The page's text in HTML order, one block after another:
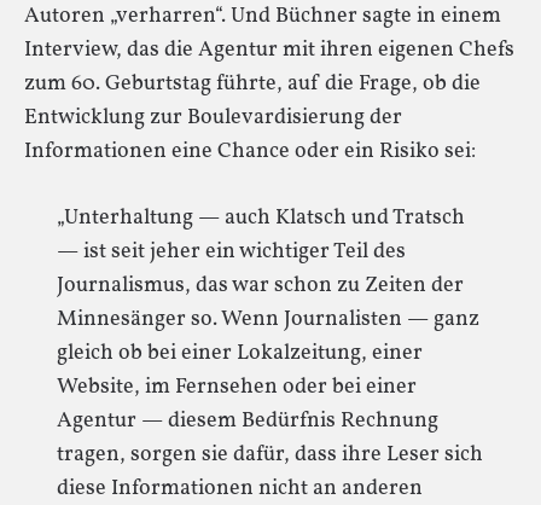
Autoren „verharren“. Und Büchner sagte in einem
Interview, das die Agentur mit ihren eigenen Chefs
zum 60. Geburtstag führte, auf die Frage, ob die
Entwicklung zur Boulevardisierung der
Informationen eine Chance oder ein Risiko sei:
„Unterhaltung — auch Klatsch und Tratsch
— ist seit jeher ein wichtiger Teil des
Journalismus, das war schon zu Zeiten der
Minnesänger so. Wenn Journalisten — ganz
gleich ob bei einer Lokalzeitung, einer
Website, im Fernsehen oder bei einer
Agentur — diesem Bedürfnis Rechnung
tragen, sorgen sie dafür, dass ihre Leser sich
diese Informationen nicht an anderen